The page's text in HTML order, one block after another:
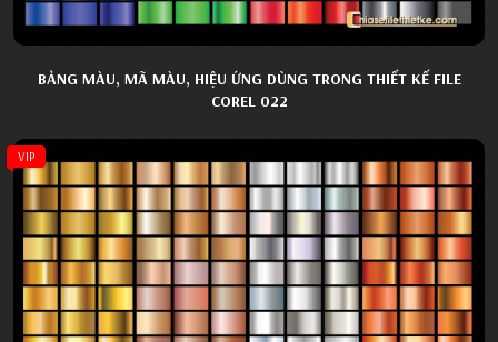
BẢNG MÀU, MÃ MÀU, HIỆU ỨNG DÙNG TRONG THIẾT KẾ FILE
COREL 022
VIP